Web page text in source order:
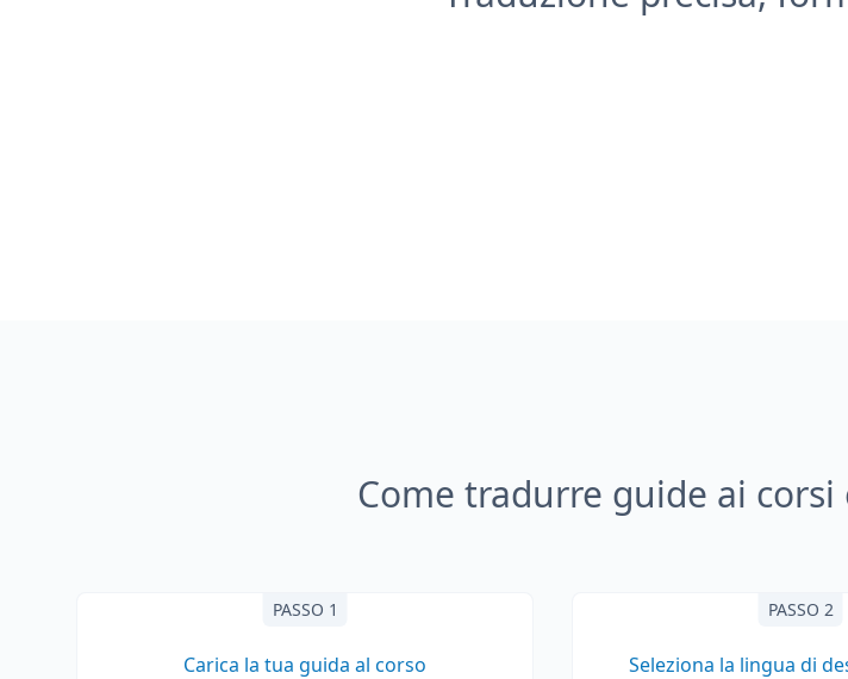
Come tradurre guide ai
PASSO 1
Carica la tua guida al corso
PASSO 2
Seleziona la lingua di